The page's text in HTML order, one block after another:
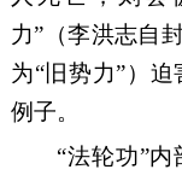
力” （李洪志自
为“旧势力”） 迫
例子。
“法轮功”内